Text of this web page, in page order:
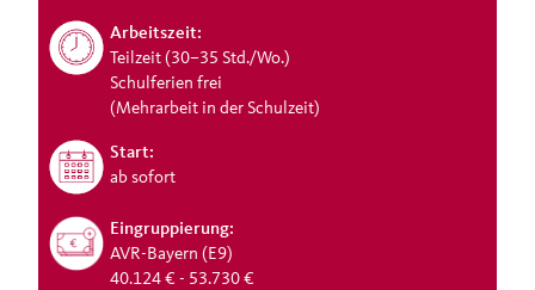
Arbeitszeit:
Teilzeit (30–35 Std./Wo.)
Schulferien frei
(Mehrarbeit in der Schulzeit)
Start:
ab sofort
Eingruppierung:
AVR-Bayern (E9)
40.124 € - 53.730 €